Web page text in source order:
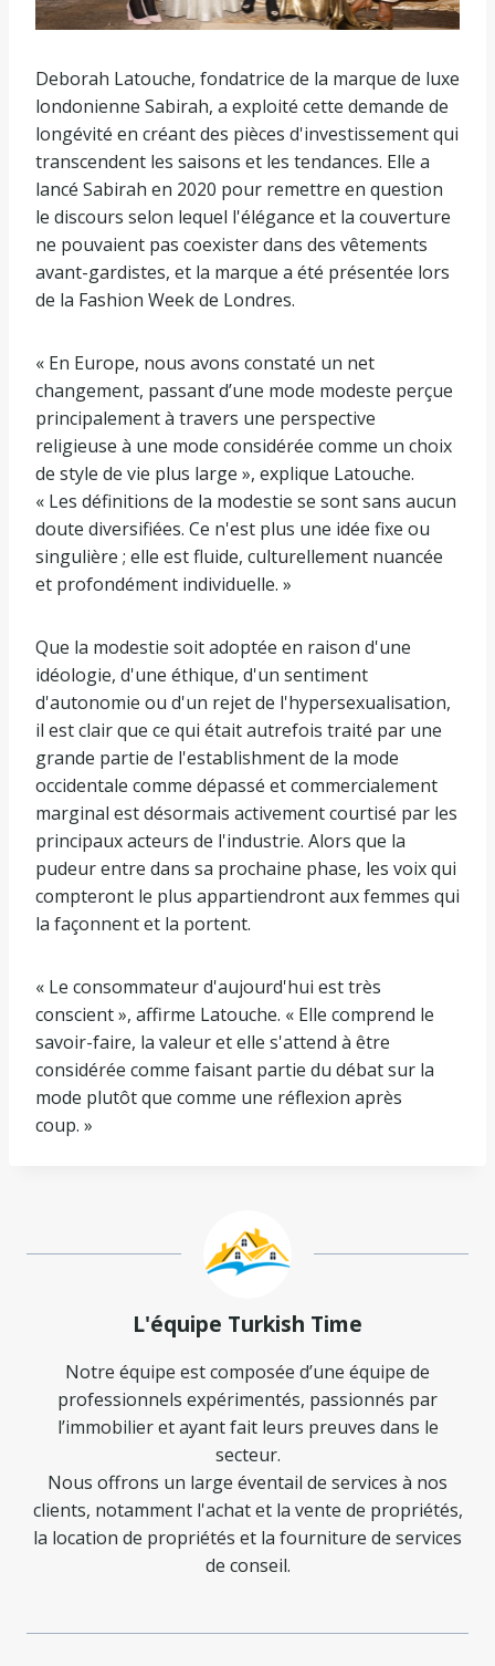
Deborah Latouche, fondatrice de la marque de luxe
londonienne Sabirah, a exploité cette demande de
longévité en créant des pièces d'investissement qui
transcendent les saisons et les tendances. Elle a
lancé Sabirah en 2020 pour remettre en question
le discours selon lequel l'élégance et la couverture
ne pouvaient pas coexister dans des vêtements
avant-gardistes, et la marque a été présentée lors
de la Fashion Week de Londres.
« En Europe, nous avons constaté un net
changement, passant d’une mode modeste perçue
principalement à travers une perspective
religieuse à une mode considérée comme un choix
de style de vie plus large », explique Latouche.
« Les définitions de la modestie se sont sans aucun
doute diversifiées. Ce n'est plus une idée fixe ou
singulière ; elle est fluide, culturellement nuancée
et profondément individuelle. »
Que la modestie soit adoptée en raison d'une
idéologie, d'une éthique, d'un sentiment
d'autonomie ou d'un rejet de l'hypersexualisation,
il est clair que ce qui était autrefois traité par une
grande partie de l'establishment de la mode
occidentale comme dépassé et commercialement
marginal est désormais activement courtisé par les
principaux acteurs de l'industrie. Alors que la
pudeur entre dans sa prochaine phase, les voix qui
compteront le plus appartiendront aux femmes qui
la façonnent et la portent.
« Le consommateur d'aujourd'hui est très
conscient », affirme Latouche. « Elle comprend le
savoir-faire, la valeur et elle s'attend à être
considérée comme faisant partie du débat sur la
mode plutôt que comme une réflexion après
coup. »
L'équipe Turkish Time
Notre équipe est composée d’une équipe de
professionnels expérimentés, passionnés par
l’immobilier et ayant fait leurs preuves dans le
secteur.
Nous offrons un large éventail de services à nos
clients, notamment l'achat et la vente de propriétés,
la location de propriétés et la fourniture de services
de conseil.